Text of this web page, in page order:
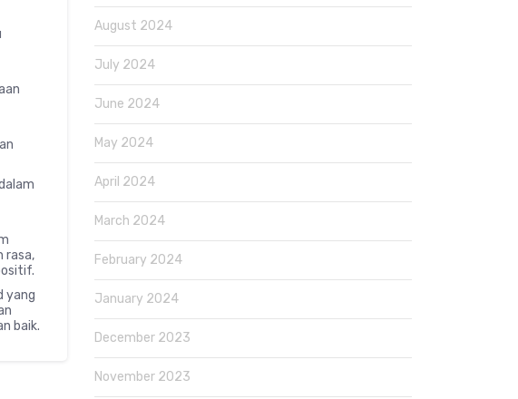
rasa,
yang
baik.
August 2024
July 2024
June 2024
May 2024
April 2024
March 2024
February 2024
January 2024
December 2023
November 2023